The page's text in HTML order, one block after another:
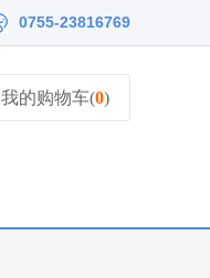
0755-23816769
我的购物车(0)